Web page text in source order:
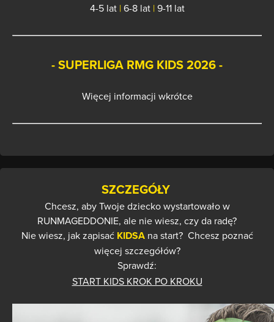
4-5 lat|6-8 lat |9-11 lat
- SUPERLIGA RMG KIDS 2026 -
Więcej informacji wkrótce
SZCZEGÓŁY
Chcesz, aby Twoje dziecko wystartowało w
RUNMAGEDDONIE, ale nie wiesz, czy da radę?
Nie wiesz, jak zapisać KIDSAna start? Chcesz poznać
więcej szczegółów?
Sprawdź:
START KIDS KROK PO KROKU